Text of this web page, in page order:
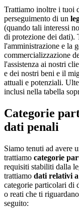
Trattiamo inoltre i tuoi
perseguimento di un
(quando tali interessi
di protezione dei dati).
l'amministrazione e la
commercializzazione
l'assistenza ai nostri
e dei nostri beni e il
attuali e potenziali.
inclusi nella tabella
Categorie
dati penali
Siamo tenuti ad avere
trattiamo categorie
requisiti stabiliti dalla
trattiamo dati relativi
categorie particolari di
o reati che ti
seguito: